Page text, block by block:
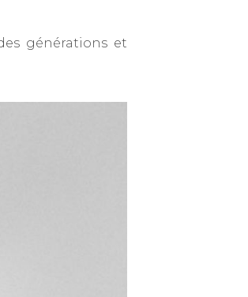
générations et